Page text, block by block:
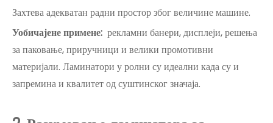
Захтева адекватан радни простор због величине машине.
Уобичајене примене: рекламни банери, дисплеји, решења
за паковање, приручници и велики промотивни
материјали. Ламинатори у ролни су идеални када су и
запремина и квалитет од суштинског значаја.